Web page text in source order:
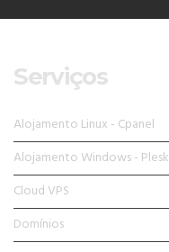
Serviços
Alojamento Linux - Cpanel
Alojamento Windows - Plesk
Cloud VPS
Domínios